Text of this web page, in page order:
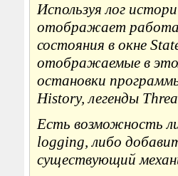
Используя лог
отображает
состояния в окне
отображаемые в
остановки
History, легенды
Есть возможность
logging, либо
существующий